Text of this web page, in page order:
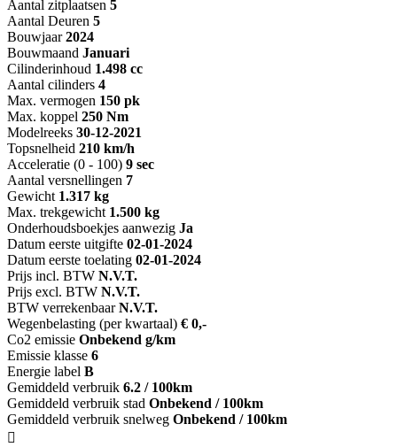
Aantal zitplaatsen 5
Aantal Deuren 5
Bouwjaar 2024
Bouwmaand Januari
Cilinderinhoud 1.498 cc
Aantal cilinders 4
Max. vermogen 150 pk
Max. koppel 250 Nm
Modelreeks 30-12-2021
Topsnelheid 210 km/h
Acceleratie (0 - 100) 9 sec
Aantal versnellingen 7
Gewicht 1.317 kg
Max. trekgewicht 1.500 kg
Onderhoudsboekjes aanwezig Ja
Datum eerste uitgifte 02-01-2024
Datum eerste toelating 02-01-2024
Prijs incl. BTW N.V.T.
Prijs excl. BTW N.V.T.
BTW verrekenbaar N.V.T.
Wegenbelasting (per kwartaal) € 0,-
Co2 emissie Onbekend g/km
Emissie klasse 6
Energie label B
Gemiddeld verbruik 6.2 / 100km
Gemiddeld verbruik stad Onbekend / 100km
Gemiddeld verbruik snelweg Onbekend / 100km